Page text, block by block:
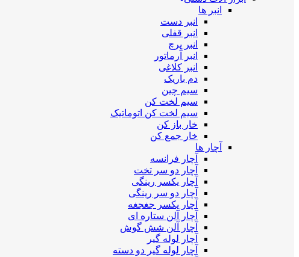
انبر ها
انبر دست
انبر قفلی
انبر پرچ
انبر آرماتور
انبر کلاغی
دم باریک
سیم چین
سیم لخت کن
سیم لخت کن اتوماتیک
خار باز کن
خار جمع کن
آچار ها
آچار فرانسه
آچار دو سر تخت
آچار یکسر رینگی
آچار دو سر رینگی
آچار یکسر جغجغه
آچار آلن ستاره ای
آچار آلن شش گوش
آچار لوله گیر
آچار لوله گیر دو دسته